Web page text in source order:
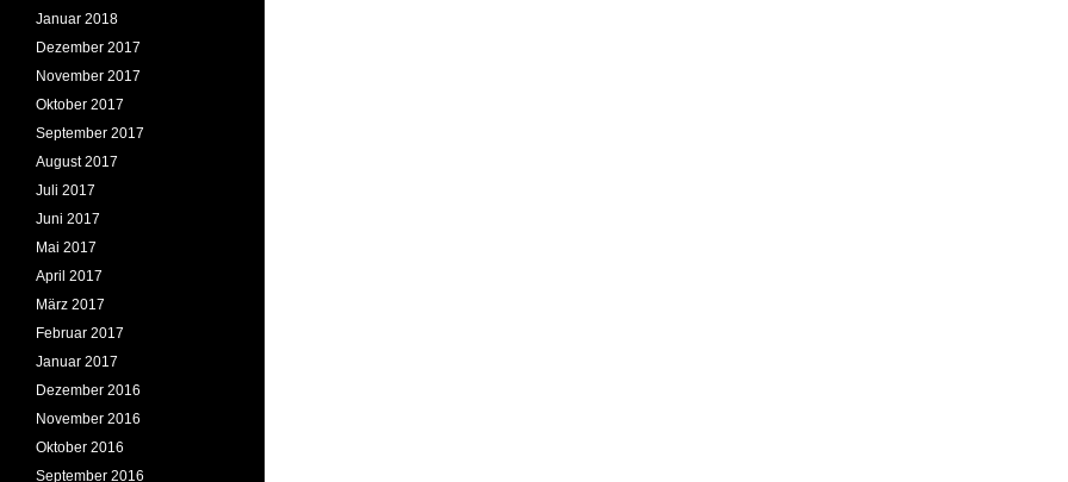
Januar 2018
Dezember 2017
November 2017
Oktober 2017
September 2017
August 2017
Juli 2017
Juni 2017
Mai 2017
April 2017
März 2017
Februar 2017
Januar 2017
Dezember 2016
November 2016
Oktober 2016
September 2016